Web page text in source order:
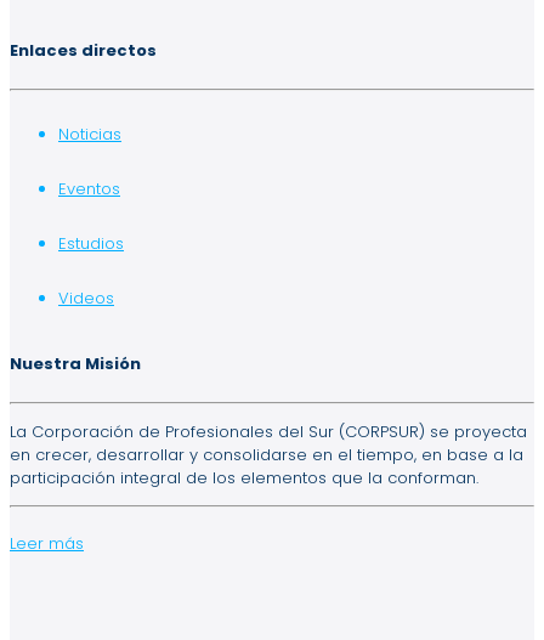
Enlaces directos
Noticias
Eventos
Estudios
Videos
Nuestra Misión
La Corporación de Profesionales del Sur (CORPSUR) se proyecta
en crecer, desarrollar y consolidarse en el tiempo, en base a la
participación integral de los elementos que la conforman.
Leer más